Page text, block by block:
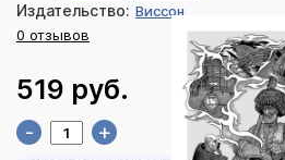
Издательство: Виссон
0 отзывов
519 руб.
- +